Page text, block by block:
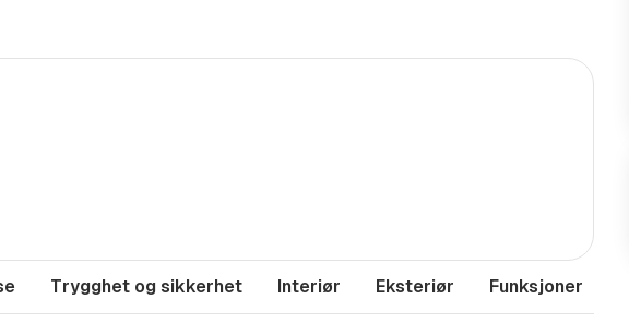
bilen et ekstra dynamisk uttrykk med
innvendig.
Trygghet og sikkerhet Interiør Eksteriør Funksjoner